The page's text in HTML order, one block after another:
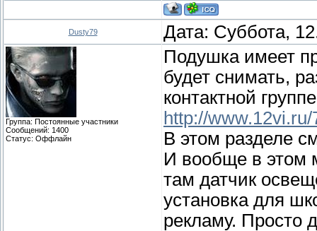
Dusty79 Дата: Суббота,
Группа: Постоянные участники
Сообщений: 1400
Статус: Оффлайн
Подушка имеет
будет снимать,
контактной
http://www.12vi.ru/
В этом разделе
И вообще в этом
там датчик
установка для
рекламу. Просто